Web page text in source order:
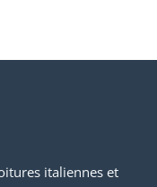
italiennes et